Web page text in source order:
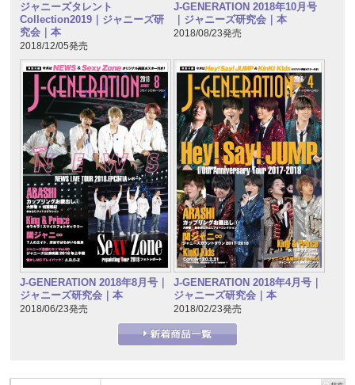
ジャニーズタレント
Collection2019｜ジャニーズ研
究会｜本
2018/12/05発売
J-GENERATION 2018年10月号
｜ジャニーズ研究会｜本
2018/08/23発売
J-GENERATION 2018年8月号｜
ジャニーズ研究会｜本
2018/06/23発売
J-GENERATION 2018年4月号｜
ジャニーズ研究会｜本
2018/02/23発売